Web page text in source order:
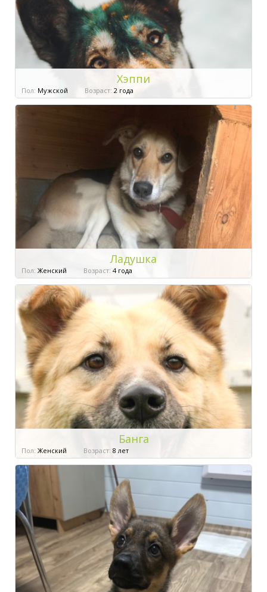
Хэппи
Пол: Мужской Возраст: 2 года
Ладушка
Пол: Женский Возраст: 4 года
Банга
Пол: Женский Возраст: 8 лет